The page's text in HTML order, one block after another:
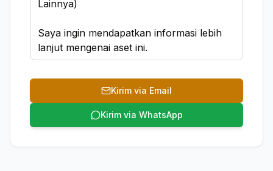
Kirim via Email
Kirim via WhatsApp